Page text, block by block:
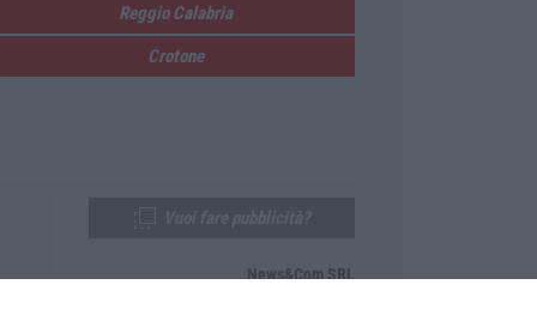
Reggio Calabria
Crotone
News&Com SRL